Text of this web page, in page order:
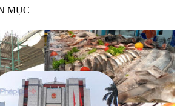
MỤC